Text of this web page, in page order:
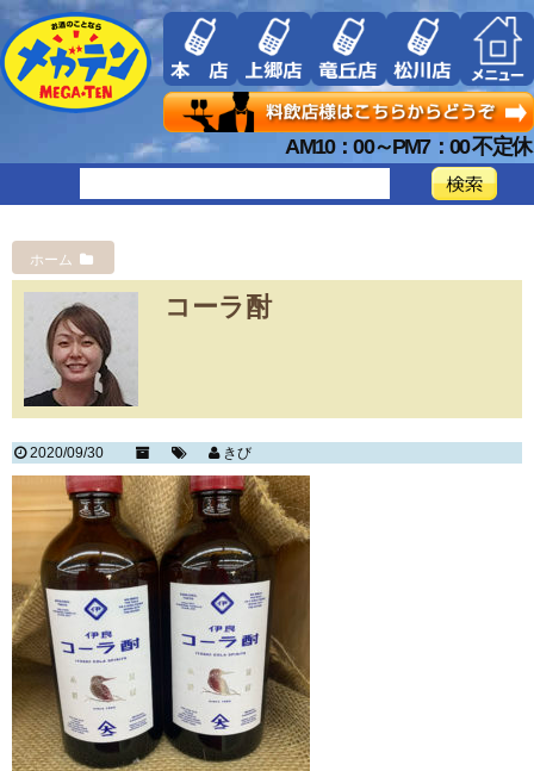
AM10：00～PM7：00 不定休
ホーム
コーラ酎
2020/09/30 きび